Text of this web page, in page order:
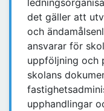
det gäller att
och
ansvarar för
uppföljning och
skolans
upphandlingar